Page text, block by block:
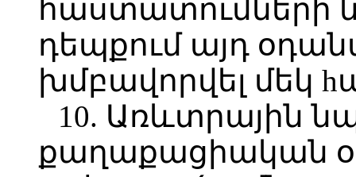
հաստատումների
դեպքում այդ
խմբավորվել մեկ
10. Առևտրային
քաղաքացիական